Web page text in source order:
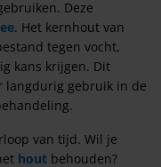
Deze
. Het kernhout van
tegen vocht,
kans krijgen. Dit
langdurig gebruik in de
van tijd. Wil je
hout behouden?